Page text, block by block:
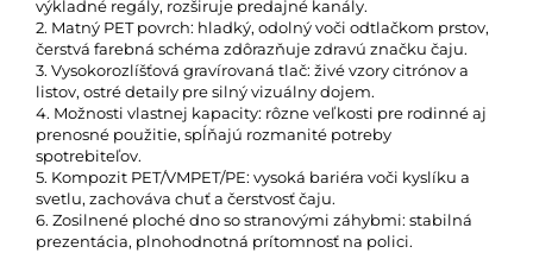
výkladné regály, rozširuje predajné kanály.
2. Matný PET povrch: hladký, odolný voči odtlačkom prstov,
čerstvá farebná schéma zdôrazňuje zdravú značku čaju.
3. Vysokorozlíšťová gravírovaná tlač: živé vzory citrónov a
listov, ostré detaily pre silný vizuálny dojem.
4. Možnosti vlastnej kapacity: rôzne veľkosti pre rodinné aj
prenosné použitie, spĺňajú rozmanité potreby
spotrebiteľov.
5. Kompozit PET/VMPET/PE: vysoká bariéra voči kyslíku a
svetlu, zachováva chuť a čerstvosť čaju.
6. Zosilnené ploché dno so stranovými záhybmi: stabilná
prezentácia, plnohodnotná prítomnosť na polici.